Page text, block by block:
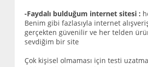
-Faydalı bulduğum internet sitesi :
Benim gibi fazlasıyla internet
gerçekten güvenilir ve her telden
sevdiğim bir site
Çok kişisel olmaması için testi